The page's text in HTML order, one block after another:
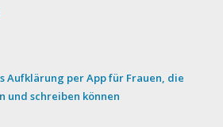
Aufklärung per App für Frauen, die
und schreiben können